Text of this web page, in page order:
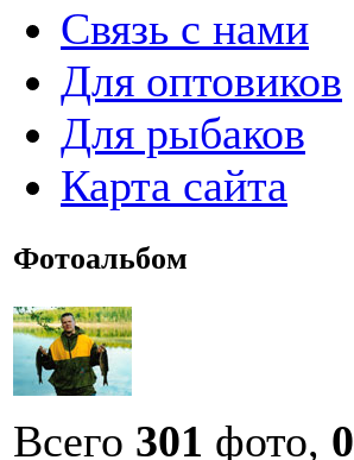
Связь с нами
Для оптовиков
Для рыбаков
Карта сайта
Фотоальбом
Всего 301 фото, 0